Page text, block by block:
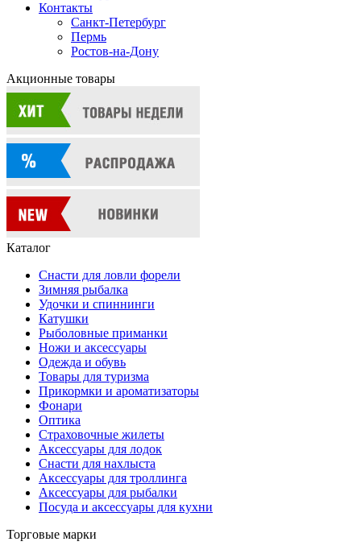
Контакты
Санкт-Петербург
Пермь
Ростов-на-Дону
Акционные товары
Каталог
Снасти для ловли форели
Зимняя рыбалка
Удочки и спиннинги
Катушки
Рыболовные приманки
Ножи и аксессуары
Одежда и обувь
Товары для туризма
Прикормки и ароматизаторы
Фонари
Оптика
Страховочные жилеты
Аксессуары для лодок
Снасти для нахлыста
Аксессуары для троллинга
Аксессуары для рыбалки
Посуда и аксессуары для кухни
Торговые марки